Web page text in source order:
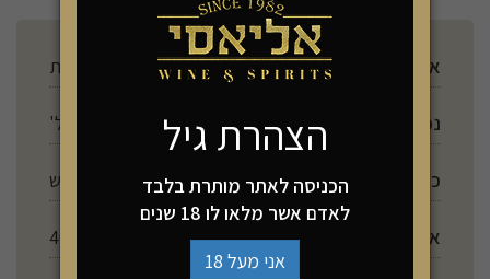
ארץ ייצור ארצות הברית
נפח
כשרות יש
אלכוהול 40%
הצהרת גיל
הכניסה לאתר מותרת בלבד
לאדם אשר מלאו לו 18 שנים
אני מעל 18